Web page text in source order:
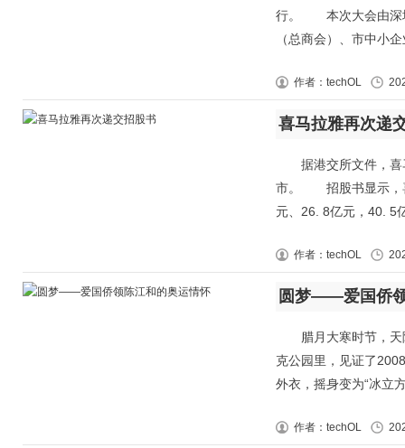
行。 本次大会由深圳
（总商会）、市中小
作者：techOL
喜马拉雅再次递
据港交所文件，喜
市。 招股书显示，
元、26. 8亿元，40. 5
作者：techOL
圆梦——爱国侨
腊月大寒时节，天
克公园里，见证了
外衣，摇身变为“冰立
作者：techOL